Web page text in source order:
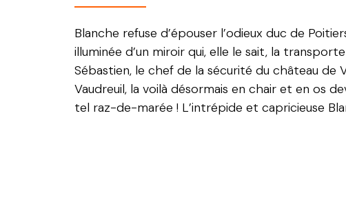
Blanche refuse d’épouser l’odieux duc de
illuminée d’un miroir qui, elle le sait, la
Sébastien, le chef de la sécurité du château de
Vaudreuil, la voilà désormais en chair et en os
tel raz-de-marée ! L’intrépide et capricieuse